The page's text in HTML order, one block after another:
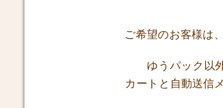
ご希望のお客様は
ゆうパック以
カートと自動送信